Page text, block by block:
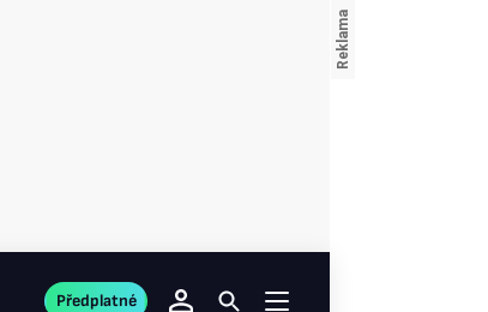
Předplatné